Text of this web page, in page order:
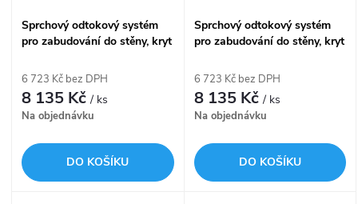
p
o
d
s
p
o
d
Sprchový odtokový systém
pro zabudování do stěny, kryt
APZ5-EDEN-650
6 723 Kč bez DPH
8 135 Kč/ ks
Na objednávku
DO KOŠÍKU
Sprchový odtokový systém
pro zabudování do stěny, kryt
650 mm APZ5-TWIN-650
6 723 Kč bez DPH
8 135 Kč/ ks
Na objednávku
DO KOŠÍKU